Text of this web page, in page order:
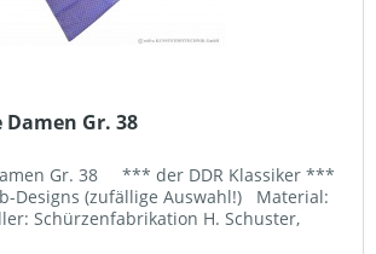
Gr. 38
Gr. 38 *** der DDR Klassiker ***
Designs (zufällige Auswahl!) Material:
Schürzenfabrikation H. Schuster,